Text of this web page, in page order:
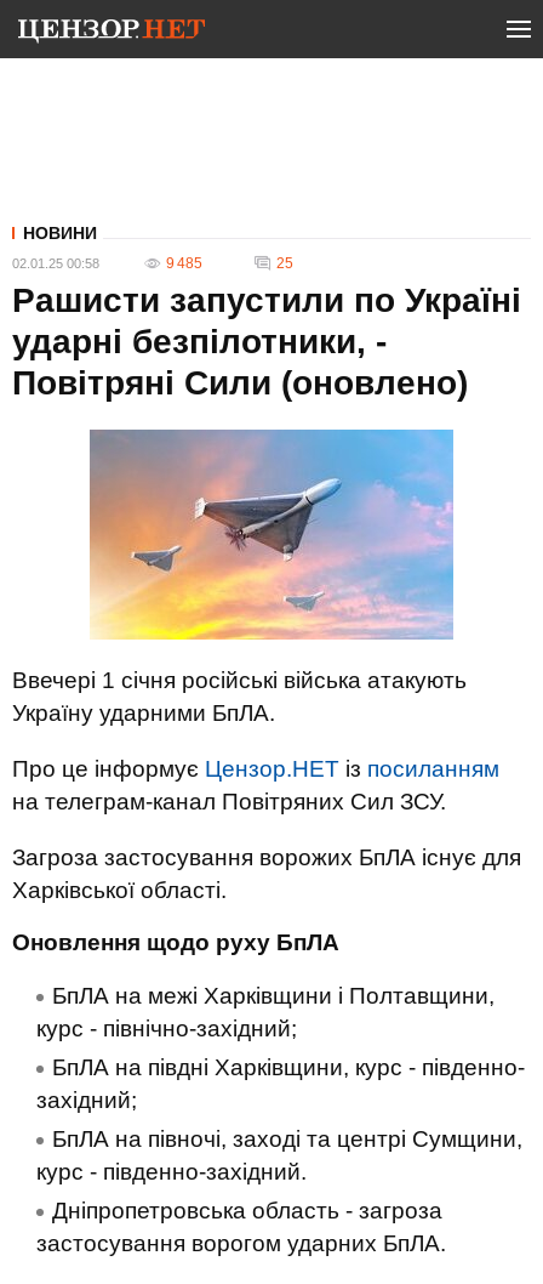
НОВИНИ
02.01.25 00:58 9 485 25
Рашисти запустили по Україні
ударні безпілотники, -
Повітряні Сили (оновлено)
Ввечері 1 січня російські війська атакують
Україну ударними БпЛА.
Про це інформує Цензор.НЕТ із посиланням
на телеграм-канал Повітряних Сил ЗСУ.
Загроза застосування ворожих БпЛА існує для
Харківської області.
Оновлення щодо руху БпЛА
БпЛА на межі Харківщини і Полтавщини,
курс - північно-західний;
БпЛА на півдні Харківщини, курс - південно-
західний;
БпЛА на півночі, заході та центрі Сумщини,
курс - південно-західний.
Дніпропетровська область - загроза
застосування ворогом ударних БпЛА.